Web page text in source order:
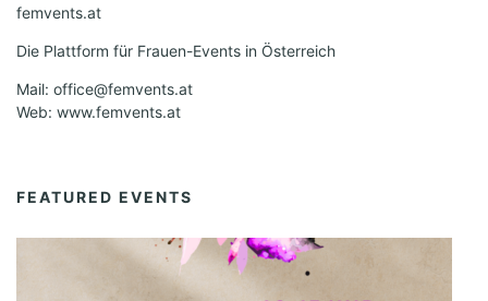
femvents.at
Die Plattform für Frauen-Events in Österreich
Mail: office@femvents.at
Web: www.femvents.at
FEATURED EVENTS